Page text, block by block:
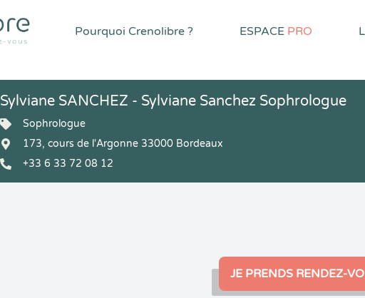
Pourquoi Crenolibre ? ESPACE PRO
Sylviane SANCHEZ - Sylviane Sanchez Sophrologue
Sophrologue
173, cours de l'Argonne 33000 Bordeaux
+33 6 33 72 08 12
JE PRENDS RENDEZ-